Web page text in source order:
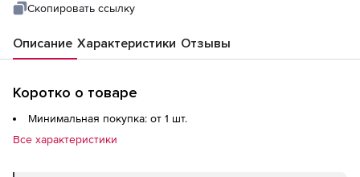
Скопировать ссылку
Описание Характеристики Отзывы
Коротко о товаре
Минимальная покупка: от 1 шт.
Все характеристики